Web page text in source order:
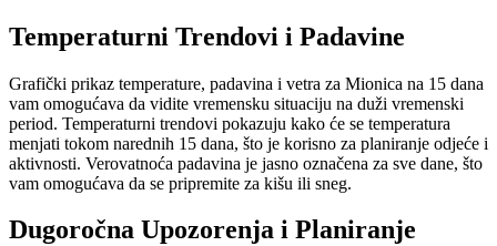
Temperaturni Trendovi i Padavine
Grafički prikaz temperature, padavina i vetra za Mionica na 15 dana
vam omogućava da vidite vremensku situaciju na duži vremenski
period. Temperaturni trendovi pokazuju kako će se temperatura
menjati tokom narednih 15 dana, što je korisno za planiranje odjeće i
aktivnosti. Verovatnoća padavina je jasno označena za sve dane, što
vam omogućava da se pripremite za kišu ili sneg.
Dugoročna Upozorenja i Planiranje